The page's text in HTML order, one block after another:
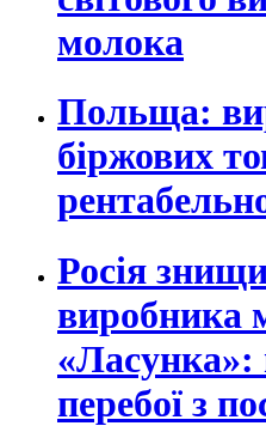
молока
Польща:
біржових
Росія
виробника
перебої з